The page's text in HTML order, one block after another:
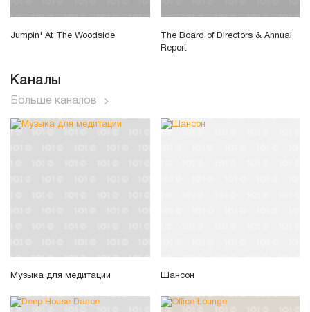
Jumpin' At The Woodside
The Board of Directors & Annual
Report
Каналы
Больше каналов
Музыка для медитации Шансон